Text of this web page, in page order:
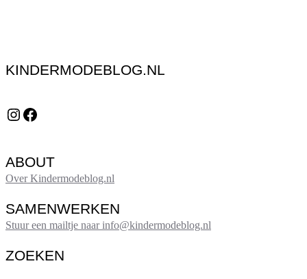
KINDERMODEBLOG.NL
Instagram Facebook
ABOUT
Over Kindermodeblog.nl
SAMENWERKEN
Stuur een mailtje naar info@kindermodeblog.nl
ZOEKEN